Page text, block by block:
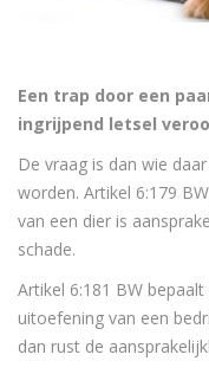
Een trap door een
ingrijpend letsel
De vraag is dan wie
worden. Artikel 6:179
van een dier is
schade.
Artikel 6:181 BW
uitoefening van een
dan rust de